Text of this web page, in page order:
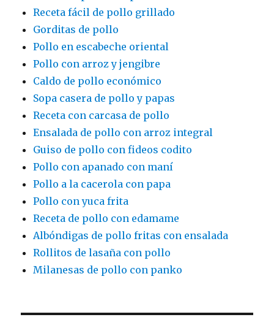
Receta fácil de pollo grillado
Gorditas de pollo
Pollo en escabeche oriental
Pollo con arroz y jengibre
Caldo de pollo económico
Sopa casera de pollo y papas
Receta con carcasa de pollo
Ensalada de pollo con arroz integral
Guiso de pollo con fideos codito
Pollo con apanado con maní
Pollo a la cacerola con papa
Pollo con yuca frita
Receta de pollo con edamame
Albóndigas de pollo fritas con ensalada
Rollitos de lasaña con pollo
Milanesas de pollo con panko